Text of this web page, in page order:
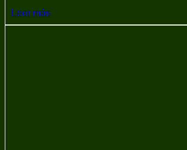
Leer más